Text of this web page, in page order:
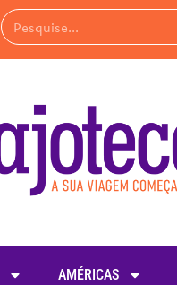
AMÉRICAS